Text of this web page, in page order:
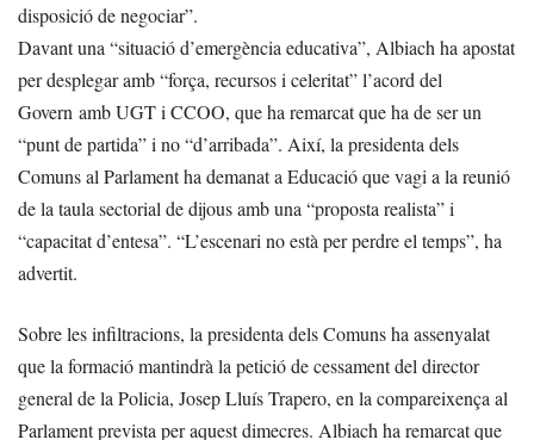
disposició de negociar”.
Davant una “situació d’emergència educativa”, Albiach ha apostat
per desplegar amb “força, recursos i celeritat” l’acord del
Govern amb UGT i CCOO, que ha remarcat que ha de ser un
“punt de partida” i no “d’arribada”. Així, la presidenta dels
Comuns al Parlament ha demanat a Educació que vagi a la reunió
de la taula sectorial de dijous amb una “proposta realista” i
“capacitat d’entesa”. “L’escenari no està per perdre el temps”, ha
advertit.
Sobre les infiltracions, la presidenta dels Comuns ha assenyalat
que la formació mantindrà la petició de cessament del director
general de la Policia, Josep Lluís Trapero, en la compareixença al
Parlament prevista per aquest dimecres. Albiach ha remarcat que